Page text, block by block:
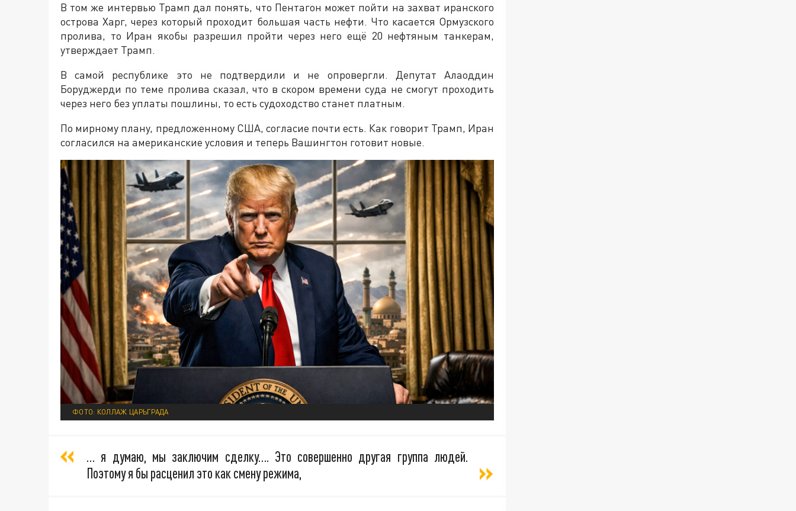
В том же интервью Трамп дал понять, что Пентагон может пойти на захват иранского
острова Харг, через который проходит большая часть нефти. Что касается Ормузского
пролива, то Иран якобы разрешил пройти через него ещё 20 нефтяным танкерам,
утверждает Трамп.
В самой республике это не подтвердили и не опровергли. Депутат Алаоддин
Боруджерди по теме пролива сказал, что в скором времени суда не смогут проходить
через него без уплаты пошлины, то есть судоходство станет платным.
По мирному плану, предложенному США, согласие почти есть. Как говорит Трамп, Иран
согласился на американские условия и теперь Вашингтон готовит новые.
ФОТО: КОЛЛАЖ ЦАРЬГРАДА
… я думаю, мы заключим сделку…. Это совершенно другая группа людей.
Поэтому я бы расценил это как смену режима,